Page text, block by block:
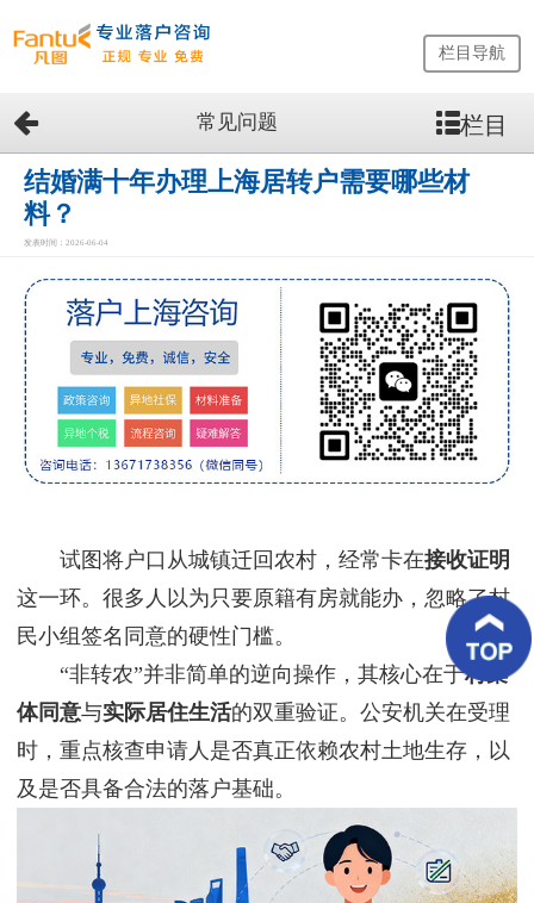
网
站
首
页
留
生
务
优
案
好
评
新
栏目导航
常见问题 栏目
结婚满十年办理上海居转户需要哪些材
料？
发表时间：2026-06-04
试图将户口从城镇迁回农村，经常卡在接收证明
这一环。很多人以为只要原籍有房就能办，忽略了村
民小组签名同意的硬性门槛。
“非转农”并非简单的逆向操作，其核心在于村集
体同意与实际居住生活的双重验证。公安机关在受理
时，重点核查申请人是否真正依赖农村土地生存，以
及是否具备合法的落户基础。